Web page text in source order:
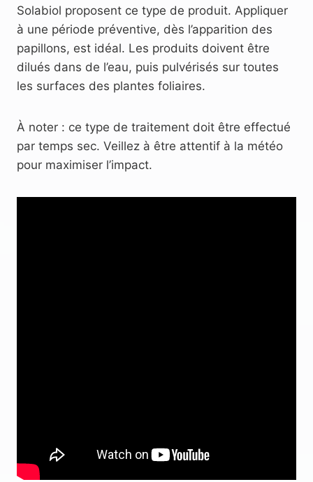
Solabiol proposent ce type de produit. Appliquer
à une période préventive, dès l’apparition des
papillons, est idéal. Les produits doivent être
dilués dans de l’eau, puis pulvérisés sur toutes
les surfaces des plantes foliaires.
À noter : ce type de traitement doit être effectué
par temps sec. Veillez à être attentif à la météo
pour maximiser l’impact.